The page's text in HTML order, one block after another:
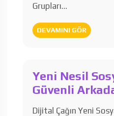
Grupları…
DEVAMINI GÖR
Yeni Nesil
Güvenli
Dijital Çağın Yeni